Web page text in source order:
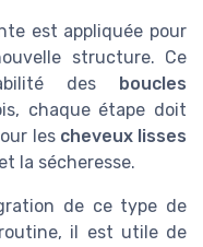
est appliquée pour
structure. Ce
des
boucles
chaque étape doit
les cheveux lisses
la sécheresse.
de ce type de
il est utile de